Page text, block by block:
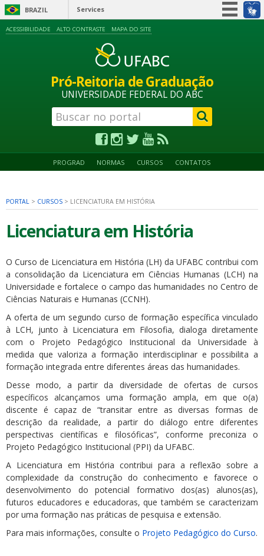
BRAZIL Services
Information access
Legislation
ACESSIBILIDADE ALTO CONTRASTE MAPA DO SITE
Pró-Reitoria de Graduação
UNIVERSIDADE FEDERAL DO ABC
PROGRAD NORMAS CURSOS CONTATOS
PORTAL > CURSOS > LICENCIATURA EM HISTÓRIA
Licenciatura em História
O Curso de Licenciatura em História (LH) da UFABC contribui com
a consolidação da Licenciatura em Ciências Humanas (LCH) na
Universidade e fortalece o campo das humanidades no Centro de
Ciências Naturais e Humanas (CCNH).
A oferta de um segundo curso de formação específica vinculado
à LCH, junto à Licenciatura em Filosofia, dialoga diretamente
com o Projeto Pedagógico Institucional da Universidade à
medida que valoriza a formação interdisciplinar e possibilita a
formação integrada entre diferentes áreas das humanidades.
Desse modo, a partir da diversidade de ofertas de cursos
específicos alcançamos uma formação ampla, em que o(a)
discente é capaz de “transitar entre as diversas formas de
descrição da realidade, a partir do diálogo entre diferentes
perspectivas científicas e filosóficas”, conforme preconiza o
Projeto Pedagógico Institucional (PPI) da UFABC.
A Licenciatura em História contribui para a reflexão sobre a
complexidade da construção do conhecimento e favorece o
desenvolvimento do potencial formativo dos(as) alunos(as),
futuros educadores e educadoras, que também se caracterizam
por uma formação nas práticas de pesquisa e extensão.
Para mais informações, consulte o Projeto Pedagógico do Curso.